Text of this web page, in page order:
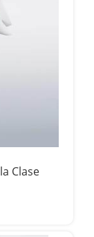
Clase